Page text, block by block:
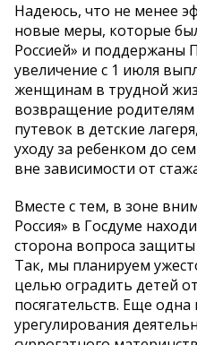
Надеюсь, что не менее
новые меры, которые
Россией» и поддержаны
увеличение с 1 июля
женщинам в трудной
возвращение
путевок в детские
уходу за ребенком до
вне зависимости от
Вместе с тем, в зоне
Россия» в Госдуме
сторона вопроса
Так, мы планируем
целью оградить детей
посягательств. Еще
урегулирования